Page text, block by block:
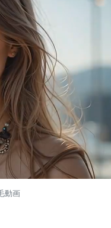
動画